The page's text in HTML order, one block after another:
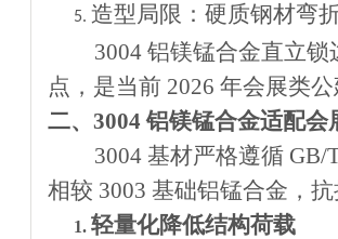
5. 造型局限：硬质钢材弯
3004 铝镁锰合金直立
点，是当前 2026 年会展类
二、 3004 铝镁锰合金适配
3004 基材严格遵循 GB/
相较 3003 基础铝锰合金，
1. 轻量化降低结构荷载